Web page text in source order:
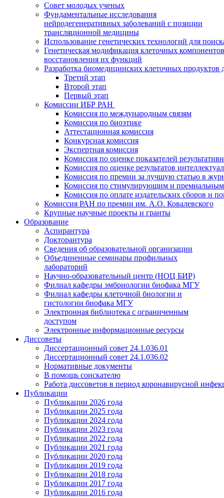
Совет молодых ученых
Фундаментальные исследования
нейродегенеративных заболеваний с позиции
трансляционной медицины
Использование генетических технологий для
Генетическая модификация клеточных
восстановления их функций
Разработка биомедицинских клеточных продуктов
Третий этап
Второй этап
Первый этап
Комиссии ИБР РАН
Комиссия по международным связям
Комиссия по биоэтике
Аттестационная комиссия
Конкурсная комиссия
Экспертная комиссия
Комиссия по оценке показателей
Комиссия по оценке результатов
Комиссия по премии за лучшую статью в
Комиссия по стимулирующим и
Комиссия по оплате издательских сборов и
Комиссия РАН по премии им. А.О. Ковалевского
Крупные научные проекты и гранты
Образование
Аспирантура
Докторантура
Сведения об образовательной организации
Объединенные семинары профильных
лабораторий
Научно-образовательный центр (НОЦ БИР)
Филиал кафедры эмбриологии биофака МГУ
Филиал кафедры клеточной биологии и
гистологии биофака МГУ
Электронная библиотека с ограниченным
доступом
Электронные информационные ресурсы
Диссоветы
Диссертационный совет 24.1.036.01
Диссертационный совет 24.1.036.02
Нормативные документы
В помощь соискателю
Работа диссоветов в период коронавирусной
Публикации
Публикации 2026 года
Публикации 2025 года
Публикации 2024 года
Публикации 2023 года
Публикации 2022 года
Публикации 2021 года
Публикации 2020 года
Публикации 2019 года
Публикации 2018 года
Публикации 2017 года
Публикации 2016 года